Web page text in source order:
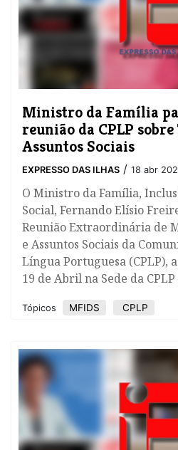
Ministro da Família
reunião da CPLP
Assuntos Sociais
EXPRESSO DAS ILHAS / 18 abr
O Ministro da Família,
Social, Fernando Elísio
Reunião Extraordinária de
e Assuntos Sociais da
Língua Portuguesa (CPLP),
19 de Abril na Sede da
Tópicos MFIDS CPLP